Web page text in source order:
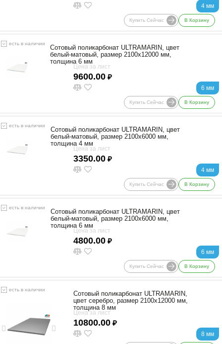
4 мм
Купить Сейчас В Корзину
есть в наличии
6 мм
Сотовый поликарбонат ULTRAMARIN, цвет
белый-матовый, размер 2100x12000 мм,
толщина 6 мм
Цена за лист
9600.00 ₽
Купить Сейчас В Корзину
есть в наличии
4 мм
Сотовый поликарбонат ULTRAMARIN, цвет
белый-матовый, размер 2100x6000 мм,
толщина 4 мм
Цена за лист
3350.00 ₽
Купить Сейчас В Корзину
есть в наличии
6 мм
Сотовый поликарбонат ULTRAMARIN, цвет
белый-матовый, размер 2100x6000 мм,
толщина 6 мм
Цена за лист
4800.00 ₽
Купить Сейчас В Корзину
есть в наличии
8 мм
Сотовый поликарбонат ULTRAMARIN,
цвет серебро, размер 2100x12000 мм,
толщина 8 мм
Цена за лист
10800.00 ₽